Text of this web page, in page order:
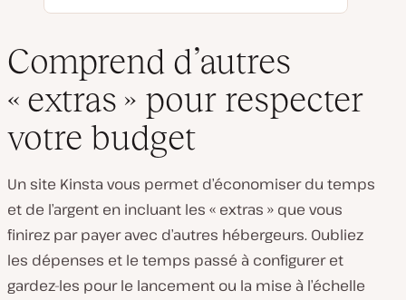
Comprend d’autres
« extras » pour respecter
votre budget
Un site Kinsta vous permet d’économiser du temps
et de l’argent en incluant les « extras » que vous
finirez par payer avec d’autres hébergeurs. Oubliez
les dépenses et le temps passé à configurer et
gardez-les pour le lancement ou la mise à l’échelle